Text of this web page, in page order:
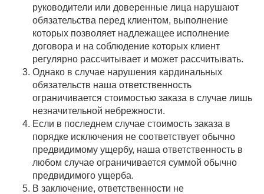
руководители или доверенные лица нарушают
обязательства перед клиентом, выполнение
которых позволяет надлежащее исполнение
договора и на соблюдение которых клиент
регулярно рассчитывает и может рассчитывать.
Однако в случае нарушения кардинальных
обязательств наша ответственность
ограничивается стоимостью заказа в случае лишь
незначительной небрежности.
Если в последнем случае стоимость заказа в
порядке исключения не соответствует обычно
предвидимому ущербу, наша ответственность в
любом случае ограничивается суммой обычно
предвидимого ущерба.
В заключение, ответственности не